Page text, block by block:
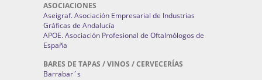
ASOCIACIONES
Aseigraf. Asociación Empresarial de Industrias
Gráficas de Andalucía
APOE. Asociación Profesional de Oftalmólogos de
España
BARES DE TAPAS / VINOS / CERVECERÍAS
Barrabar´s